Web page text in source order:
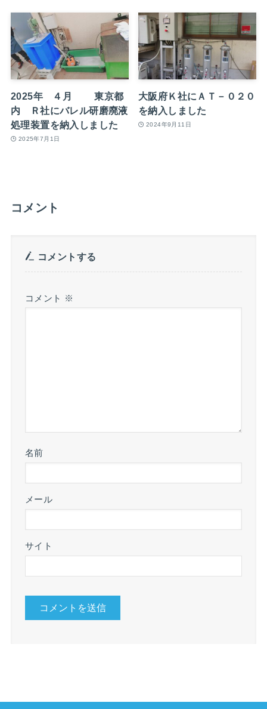
2025年 ４月 東京都
内 Ｒ社にバレル研磨廃液
処理装置を納入しました
2025年7月1日
大阪府Ｋ社にＡＴ－０２０
を納入しました
2024年9月11日
コメント
コメントする
コメント ※
名前
メール
サイト